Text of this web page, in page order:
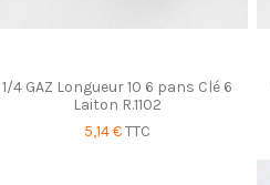
1/4 GAZ Longueur 10 6 pans Clé 6
Laiton R.1102
5,14 €TTC